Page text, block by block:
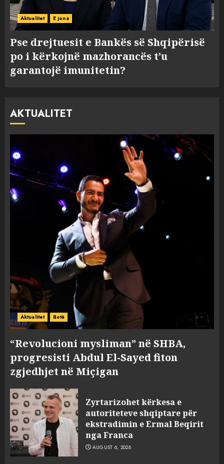
Aktualitet E jona
Pse drejtuesit e Bankës së Shqipërisë
po i kërkojnë mazhorancës t’u
garantojë imunitetin?
AKTUALITET
Aktualitet Botë
“Revolucioni mysliman” në SHBA,
progresisti Abdul El-Sayed fiton
zgjedhjet në Miçigan
Zyrtarizohet kërkesa e
autoriteteve shqiptare për
ekstradimin e Ermal Beqirit
nga Franca
AUGUST 6, 2026